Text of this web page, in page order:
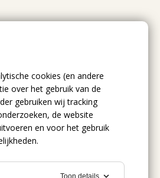
cookies (en andere
over het gebruik van de
gebruiken wij tracking
de website
en voor het gebruik
Toon details